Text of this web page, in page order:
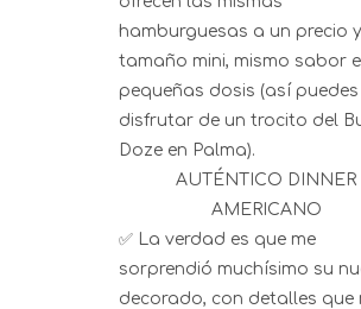
hamburguesas a un precio
tamaño mini, mismo sabor
pequeñas dosis (así puedes
disfrutar de un trocito del
Doze en Palma).
AUTÉNTICO DINNER
AMERICANO
✅ La verdad es que me
sorprendió muchísimo su
decorado, con detalles que